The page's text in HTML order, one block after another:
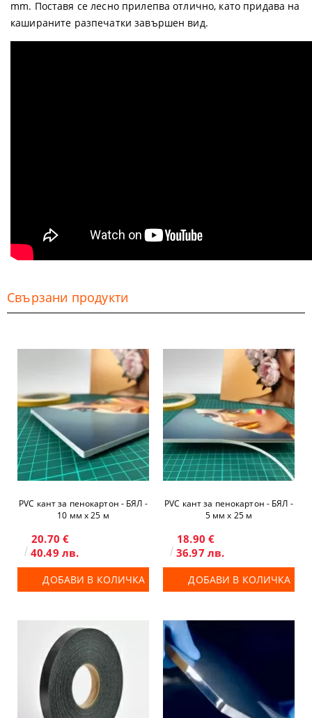
mm. Поставя се лесно прилепва отлично, като придава на
кашираните разпечатки завършен вид.
Свързани продукти
PVC кант за пенокартон - БЯЛ -
10 мм x 25 м
20.70 €
40.49 лв.
ДОБАВИ В КОЛИЧКА
PVC кант за пенокартон - БЯЛ -
5 мм x 25 м
18.90 €
36.97 лв.
ДОБАВИ В КОЛИЧКА